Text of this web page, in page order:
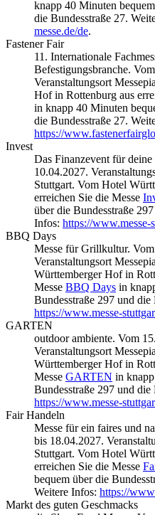
knapp 40 Minuten
die Bundesstraße 27.
messe.de/de.
Fastener Fair
11. Internationale
Befestigungsbranche.
Veranstaltungsort
Hof in Rottenburg aus
in knapp 40 Minuten
die Bundesstraße 27.
https://
Invest
Das Finanzevent für
10.04.2027.
Stuttgart. Vom Hotel
erreichen Sie die Messe
über die Bundesstraße
Infos: https://www.messe-
BBQ Days
Messe für Grillkultur.
Veranstaltungsort
Württemberger Hof in
Messe BBQ Days in
Bundesstraße 297 und
https://www.messe-
GARTEN
outdoor ambiente. Vom
Veranstaltungsort
Württemberger Hof in
Messe GARTEN in
Bundesstraße 297 und
https://www.messe-
Fair Handeln
Messe für ein faires und
bis 18.04.2027.
Stuttgart. Vom Hotel
erreichen Sie die Messe
bequem über die
Weitere Infos: https://
Markt des guten Geschmacks